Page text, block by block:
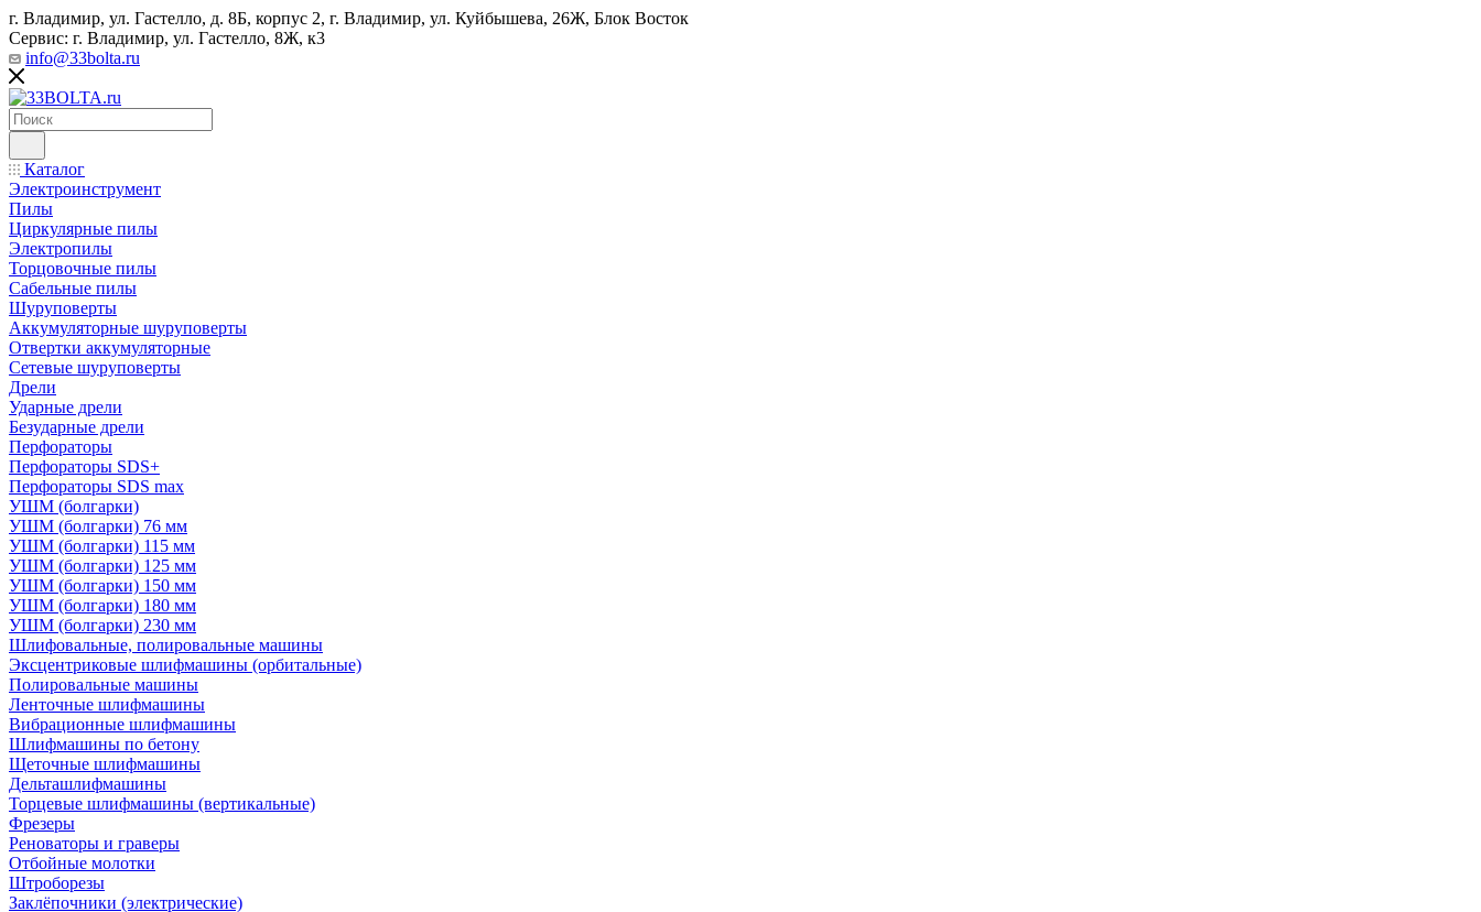
г. Владимир, ул. Гастелло, д. 8Б, корпус 2, г. Владимир, ул. ​Куйбышева, 26Ж, Блок Восток
Сервис: г. Владимир, ул. Гастелло, 8Ж, к3
info@33bolta.ru
Каталог
Электроинструмент
Пилы
Циркулярные пилы
Электропилы
Торцовочные пилы
Сабельные пилы
Шуруповерты
Аккумуляторные шуруповерты
Отвертки аккумуляторные
Сетевые шуруповерты
Дрели
Ударные дрели
Безударные дрели
Перфораторы
Перфораторы SDS+
Перфораторы SDS max
УШМ (болгарки)
УШМ (болгарки) 76 мм
УШМ (болгарки) 115 мм
УШМ (болгарки) 125 мм
УШМ (болгарки) 150 мм
УШМ (болгарки) 180 мм
УШМ (болгарки) 230 мм
Шлифовальные, полировальные машины
Эксцентриковые шлифмашины (орбитальные)
Полировальные машины
Ленточные шлифмашины
Вибрационные шлифмашины
Шлифмашины по бетону
Щеточные шлифмашины
Дельташлифмашины
Торцевые шлифмашины (вертикальные)
Фрезеры
Реноваторы и граверы
Отбойные молотки
Штроборезы
Заклёпочники (электрические)